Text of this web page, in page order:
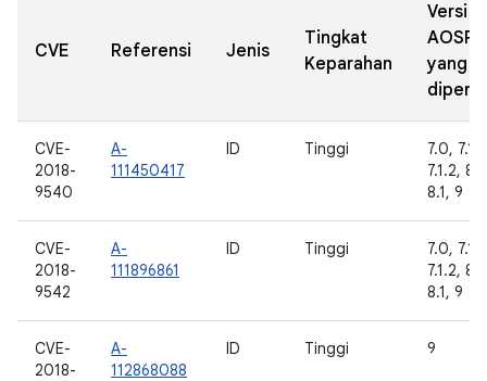
CVE Referensi Jenis
Tingkat
Keparahan
Versi
AOSP
yang
CVE-
2018-
9540
A-
111450417
ID Tinggi
7.0, 7.1.1,
7.1.2,
8.1, 9
CVE-
2018-
9542
A-
111896861
ID Tinggi
7.0, 7.1.1,
7.1.2,
8.1, 9
CVE-
2018-
A-
112868088
ID Tinggi 9